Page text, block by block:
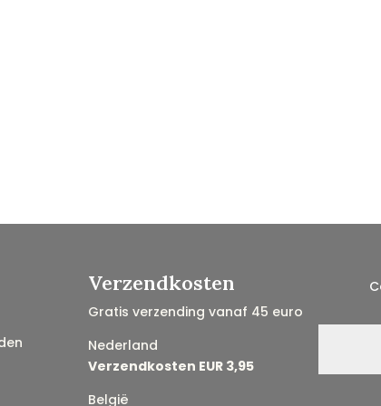
Verzendkosten
Gratis verzending vanaf 45 euro
Nederland
Verzendkosten EUR 3,95
België